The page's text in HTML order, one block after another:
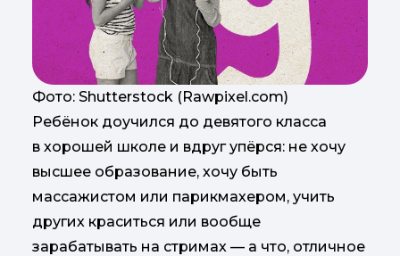
Фото: Shutterstock (Rawpixel.com)
Ребёнок доучился до девятого класса
в хорошей школе и вдруг упёрся: не хочу
высшее образование, хочу быть
массажистом или парикмахером, учить
других краситься или вообще
зарабатывать на стримах — а что, отличное